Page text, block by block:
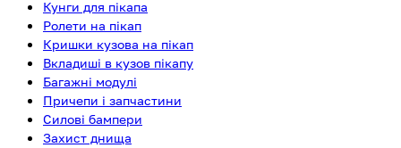
Кунги для пікапа
Ролети на пікап
Кришки кузова на пікап
Вкладиші в кузов пікапу
Багажні модулі
Причепи і запчастини
Силові бампери
Захист днища